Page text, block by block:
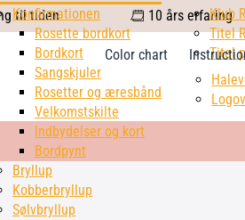
til tiden calendar
10 års erfaring
Color chart
Konfirmationen
Rosette bordkort
Bordkort
Sangskjuler
Rosetter og æresbånd
Velkomstskilte
Indbydelser og kort
Bordpynt
Bryllup
Kobberbryllup
Sølvbryllup
Klub
Titel
Titel